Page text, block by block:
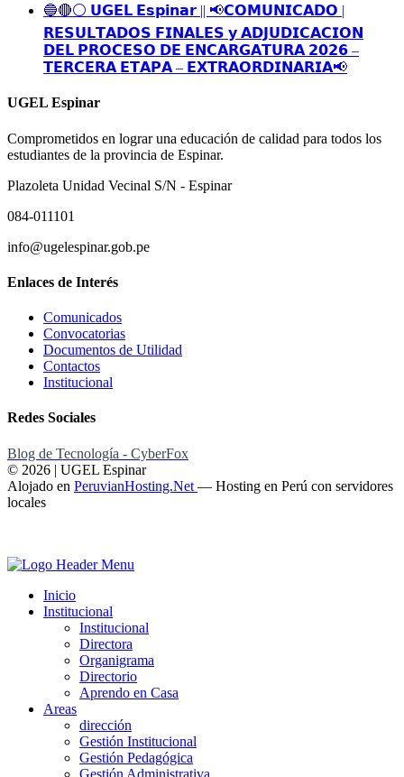
🔵🔴⚪️ 𝗨𝗚𝗘𝗟 𝗘𝘀𝗽𝗶𝗻𝗮𝗿 || 📢𝗖𝗢𝗠𝗨𝗡𝗜𝗖𝗔𝗗𝗢 |
𝗥𝗘𝗦𝗨𝗟𝗧𝗔𝗗𝗢𝗦 𝗙𝗜𝗡𝗔𝗟𝗘𝗦 𝘆 𝗔𝗗𝗝𝗨𝗗𝗜𝗖𝗔𝗖𝗜𝗢𝗡
𝗗𝗘𝗟 𝗣𝗥𝗢𝗖𝗘𝗦𝗢 𝗗𝗘 𝗘𝗡𝗖𝗔𝗥𝗚𝗔𝗧𝗨𝗥𝗔 𝟮𝟬𝟮𝟲 –
𝗧𝗘𝗥𝗖𝗘𝗥𝗔 𝗘𝗧𝗔𝗣𝗔 – 𝗘𝗫𝗧𝗥𝗔𝗢𝗥𝗗𝗜𝗡𝗔𝗥𝗜𝗔📢
UGEL Espinar
Comprometidos en lograr una educación de calidad para todos los
estudiantes de la provincia de Espinar.
Plazoleta Unidad Vecinal S/N - Espinar
084-011101
info@ugelespinar.gob.pe
Enlaces de Interés
Comunicados
Convocatorias
Documentos de Utilidad
Contactos
Institucional
Redes Sociales
Blog de Tecnología - CyberFox
© 2026 | UGEL Espinar
Alojado en PeruvianHosting.Net — Hosting en Perú con servidores
locales
Inicio
Institucional
Institucional
Directora
Organigrama
Directorio
Aprendo en Casa
Areas
dirección
Gestión Institucional
Gestión Pedagógica
Gestión Administrativa